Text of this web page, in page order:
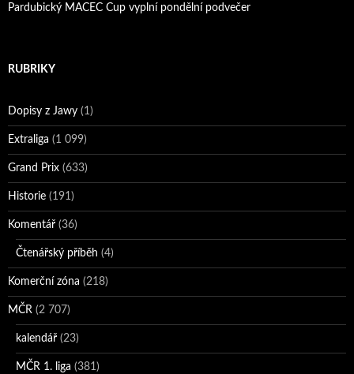
Pardubický MACEC Cup vyplní pondělní podvečer
RUBRIKY
Dopisy z Jawy (1)
Extraliga (1 099)
Grand Prix (633)
Historie (191)
Komentář (36)
Čtenářský příběh (4)
Komerční zóna (218)
MČR (2 707)
kalendář (23)
MČR 1. liga (381)